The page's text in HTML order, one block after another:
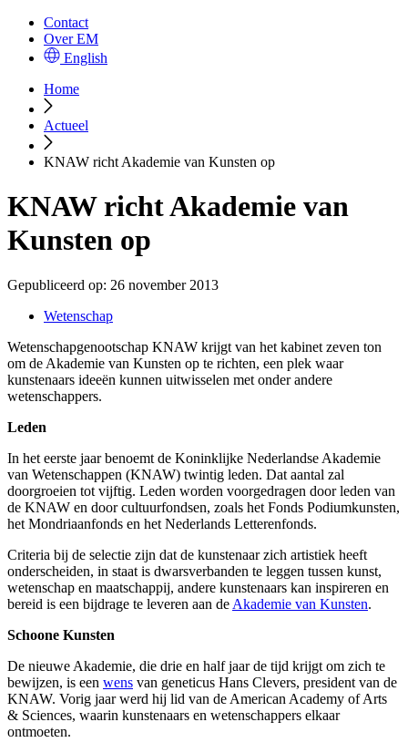
Contact
Over EM
English
Home
Actueel
KNAW richt Akademie van Kunsten op
KNAW richt Akademie van
Kunsten op
Gepubliceerd op: 26 november 2013
Wetenschap
Wetenschapgenootschap KNAW krijgt van het kabinet zeven ton
om de Akademie van Kunsten op te richten, een plek waar
kunstenaars ideeën kunnen uitwisselen met onder andere
wetenschappers.
Leden
In het eerste jaar benoemt de Koninklijke Nederlandse Akademie
van Wetenschappen (KNAW) twintig leden. Dat aantal zal
doorgroeien tot vijftig. Leden worden voorgedragen door leden van
de KNAW en door cultuurfondsen, zoals het Fonds Podiumkunsten,
het Mondriaanfonds en het Nederlands Letterenfonds.
Criteria bij de selectie zijn dat de kunstenaar zich artistiek heeft
onderscheiden, in staat is dwarsverbanden te leggen tussen kunst,
wetenschap en maatschappij, andere kunstenaars kan inspireren en
bereid is een bijdrage te leveren aan de Akademie van Kunsten.
Schoone Kunsten
De nieuwe Akademie, die drie en half jaar de tijd krijgt om zich te
bewijzen, is een wens van geneticus Hans Clevers, president van de
KNAW. Vorig jaar werd hij lid van de American Academy of Arts
& Sciences, waarin kunstenaars en wetenschappers elkaar
ontmoeten.